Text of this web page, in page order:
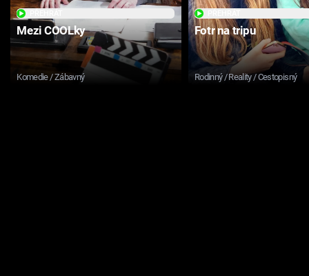
Mezi COOLky
Komedie / Zábavný
Fotr na tripu
Rodinný / Reality / Cestopisný